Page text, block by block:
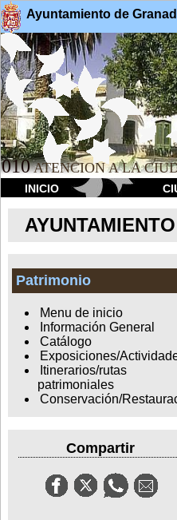
Ayuntamiento de
010 ATENCION A LA
INICIO
AYUNTAMIENTO
Patrimonio
Menu de inicio
Información General
Catálogo
Exposiciones/
Itinerarios/rutas
patrimoniales
Conservación/
Compartir